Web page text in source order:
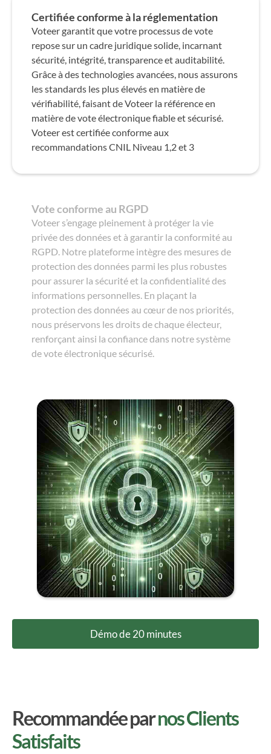
Certifiée conforme à la réglementation
Voteer garantit que votre processus de vote
repose sur un cadre juridique solide, incarnant
sécurité, intégrité, transparence et auditabilité.
Grâce à des technologies avancées, nous assurons
les standards les plus élevés en matière de
vérifiabilité, faisant de Voteer la référence en
matière de vote électronique fiable et sécurisé.
Voteer est certifiée conforme aux
recommandations CNIL Niveau 1,2 et 3
Vote conforme au RGPD
Voteer s’engage pleinement à protéger la vie
privée des données et à garantir la conformité au
RGPD. Notre plateforme intègre des mesures de
protection des données parmi les plus robustes
pour assurer la sécurité et la confidentialité des
informations personnelles. En plaçant la
protection des données au cœur de nos priorités,
nous préservons les droits de chaque électeur,
renforçant ainsi la confiance dans notre système
de vote électronique sécurisé.
Démo de 20 minutes
Recommandée parnos Clients
Satisfaits